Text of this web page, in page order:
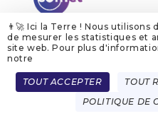
👨‍🚀 Ici la Terre ! Nous utilisons
de mesurer les statistiques et
site web. Pour plus
notre
TOUT ACCEPTER TOUT
POLITIQUE DE
Menu
Pied
QUI SOMMES-NOUS
GESTION DES COOKIES
FRENCH ENGLISH